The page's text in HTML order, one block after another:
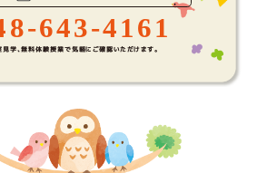
643-4161
見学、無料体験授業で気軽にご確認いただけます。